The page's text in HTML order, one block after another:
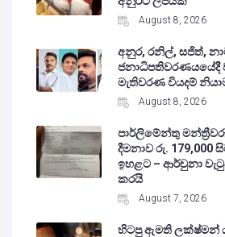
August 8, 2026
අනුර, රනිල්, සජිත්,
ජනාධිපතිවරණයයේදී
මැතිවරණ වියදම්
August 8, 2026
පාර්ලිමේන්තු
දීමනාව රු. 179,000
ඉහළට – ආර්චුනා
කරයි
August 7, 2026
හිටපු ඇමති ලක්ෂ්මන්